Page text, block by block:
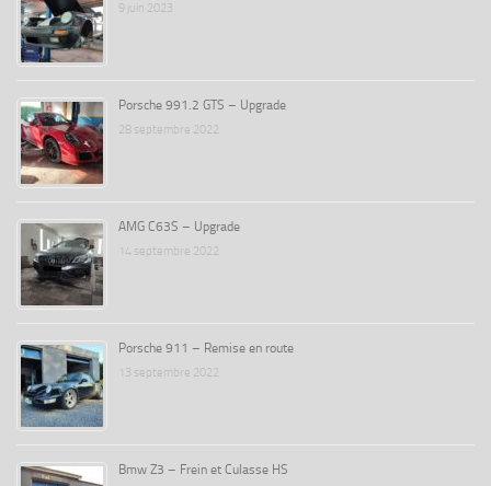
9 juin 2023
Porsche 991.2 GTS – Upgrade
28 septembre 2022
AMG C63S – Upgrade
14 septembre 2022
Porsche 911 – Remise en route
13 septembre 2022
Bmw Z3 – Frein et Culasse HS